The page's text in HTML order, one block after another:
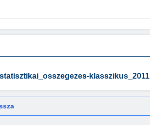
klasszikus_2011